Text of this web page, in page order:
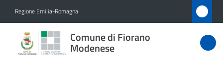
Regione Emilia-Romagna
Comune di Fiorano
Modenese
Comune
di Fiorano